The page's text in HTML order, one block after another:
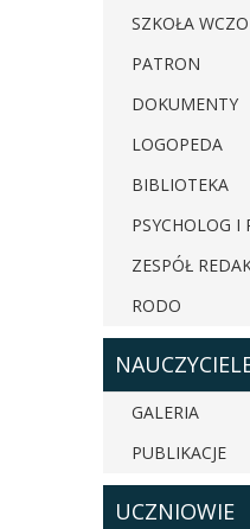
SZKOŁA
PATRON
DOKUMENTY
LOGOPEDA
BIBLIOTEKA
PSYCHOLOG I
ZESPÓŁ
RODO
GALERIA
PUBLIKACJE
UCZNIOWIE